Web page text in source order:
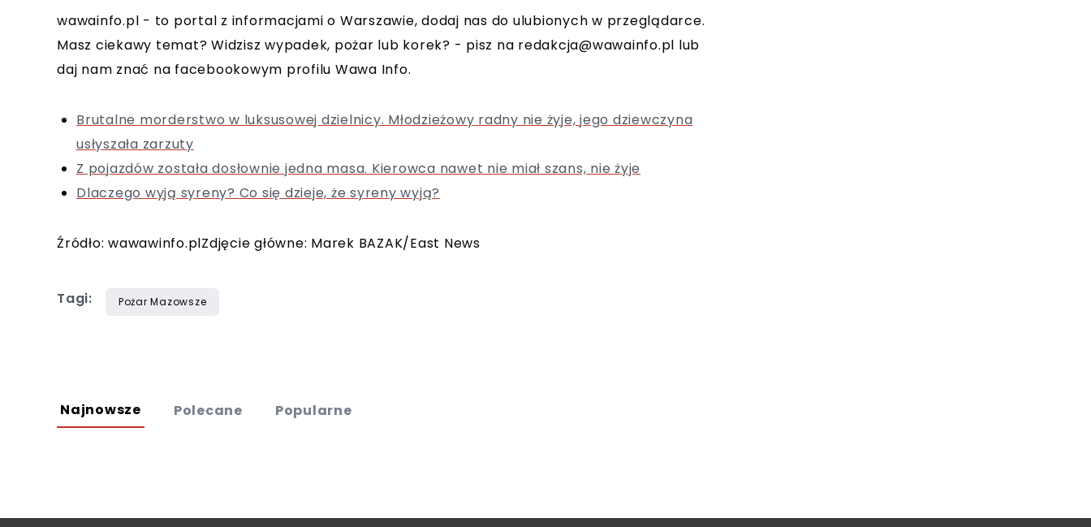
wawainfo.pl - to portal z informacjami o Warszawie, dodaj nas do ulubionych w przeglądarce.
Masz ciekawy temat? Widzisz wypadek, pożar lub korek? - pisz na redakcja@wawainfo.pl lub
daj nam znać na facebookowym profilu Wawa Info.
Brutalne morderstwo w luksusowej dzielnicy. Młodzieżowy radny nie żyje, jego dziewczyna
usłyszała zarzuty
Z pojazdów została dosłownie jedna masa. Kierowca nawet nie miał szans, nie żyje
Dlaczego wyją syreny? Co się dzieje, że syreny wyją?
Źródło: wawawinfo.plZdjęcie główne: Marek BAZAK/East News
Tagi: Pożar Mazowsze
Najnowsze Polecane Popularne